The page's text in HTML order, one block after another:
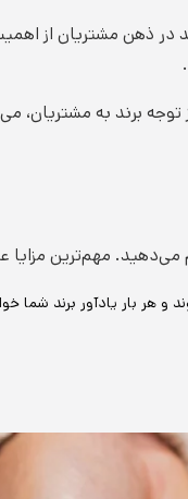
در ذهن مشتریان از
برند به مشتریان،
مهم‌ترین مزایا
بار یادآور برند شما